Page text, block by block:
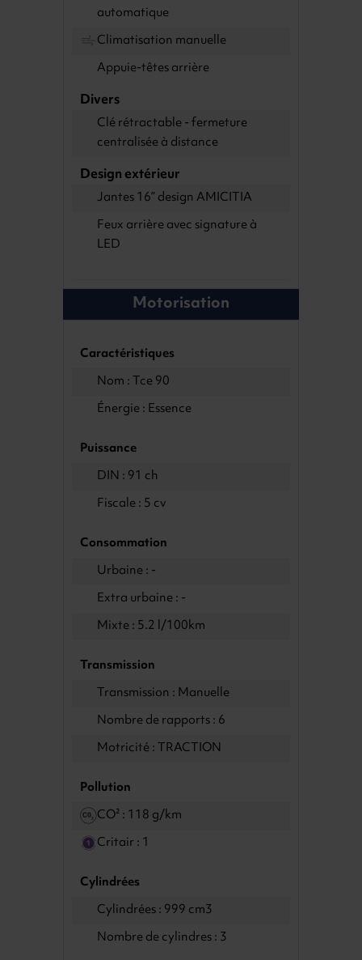
automatique
Climatisation manuelle
Appuie-têtes arrière
Divers
Clé rétractable - fermeture
centralisée à distance
Design extérieur
Jantes 16” design AMICITIA
Feux arrière avec signature à
LED
Motorisation
Caractéristiques
Nom : Tce 90
Énergie : Essence
Puissance
DIN : 91 ch
Fiscale : 5 cv
Consommation
Urbaine : -
Extra urbaine : -
Mixte : 5.2 l/100km
Transmission
Transmission : Manuelle
Nombre de rapports : 6
Motricité : TRACTION
Pollution
CO² : 118 g/km
Critair : 1
Cylindrées
Cylindrées : 999 cm3
Nombre de cylindres : 3